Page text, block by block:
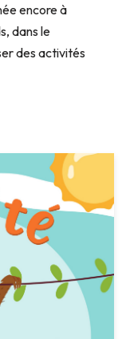
encore à
dans le
des activités